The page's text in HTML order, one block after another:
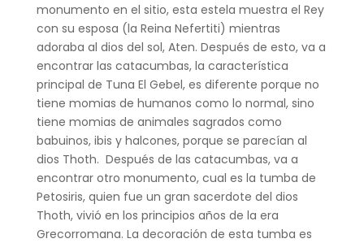
monumento en el sitio, esta estela muestra el Rey
con su esposa (la Reina Nefertiti) mientras
adoraba al dios del sol, Aten. Después de esto, va a
encontrar las catacumbas, la característica
principal de Tuna El Gebel, es diferente porque no
tiene momias de humanos como lo normal, sino
tiene momias de animales sagrados como
babuinos, ibis y halcones, porque se parecían al
dios Thoth. Después de las catacumbas, va a
encontrar otro monumento, cual es la tumba de
Petosiris, quien fue un gran sacerdote del dios
Thoth, vivió en los principios años de la era
Grecorromana. La decoración de esta tumba es